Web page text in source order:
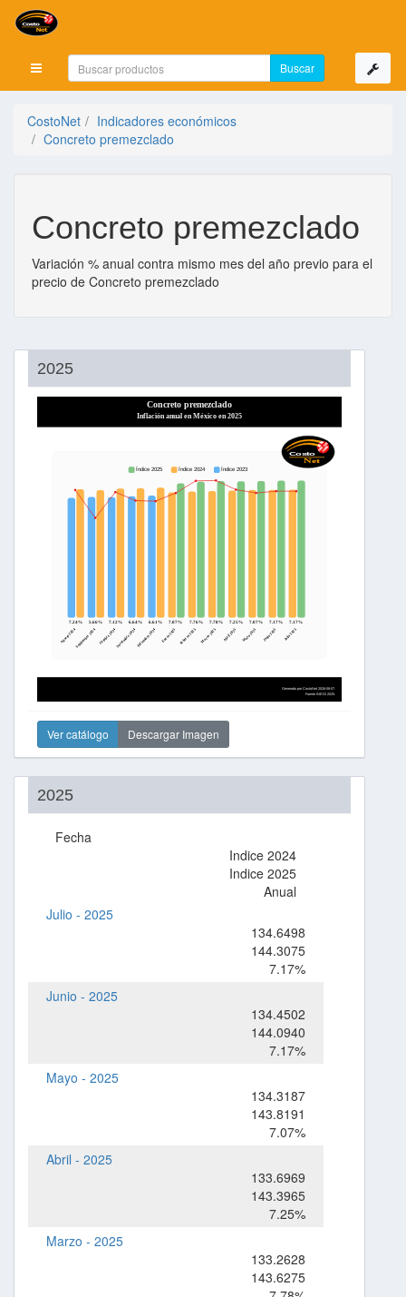
Mostrar menú
CostoNet
Indicadores económicos
Concreto premezclado
Concreto premezclado
Variación % anual contra mismo mes del año previo para el
precio de Concreto premezclado
2025
Ver catálogo Descargar Imagen
2025
Fecha
Indice 2024
Indice 2025
Anual
Julio - 2025
134.6498
144.3075
7.17%
Junio - 2025
134.4502
144.0940
7.17%
Mayo - 2025
134.3187
143.8191
7.07%
Abril - 2025
133.6969
143.3965
7.25%
Marzo - 2025
133.2628
143.6275